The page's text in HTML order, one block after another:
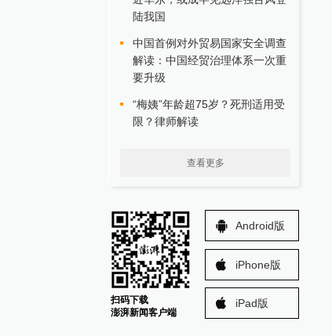
陆我国
中国首例对外贸易国家安全调查
解读：中国经贸治理体系一次重
要升级
“梅姨”年龄超75岁？死刑适用受
限？律师解读
查看更多
扫码下载
澎湃新闻客户端
Android版
iPhone版
iPad版